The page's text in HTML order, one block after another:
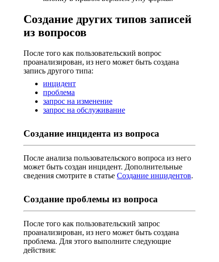
Создание других типов записей
из вопросов
После того как пользовательский вопрос
проанализирован, из него может быть создана
запись другого типа:
инцидент
проблема
запрос на изменение
запрос на обслуживание
Создание инцидента из вопроса
После анализа пользовательского вопроса из него
может быть создан инцидент. Дополнительные
сведения смотрите в статье Создание инцидентов.
Создание проблемы из вопроса
После того как пользовательский запрос
проанализирован, из него может быть создана
проблема. Для этого выполните следующие
действия: